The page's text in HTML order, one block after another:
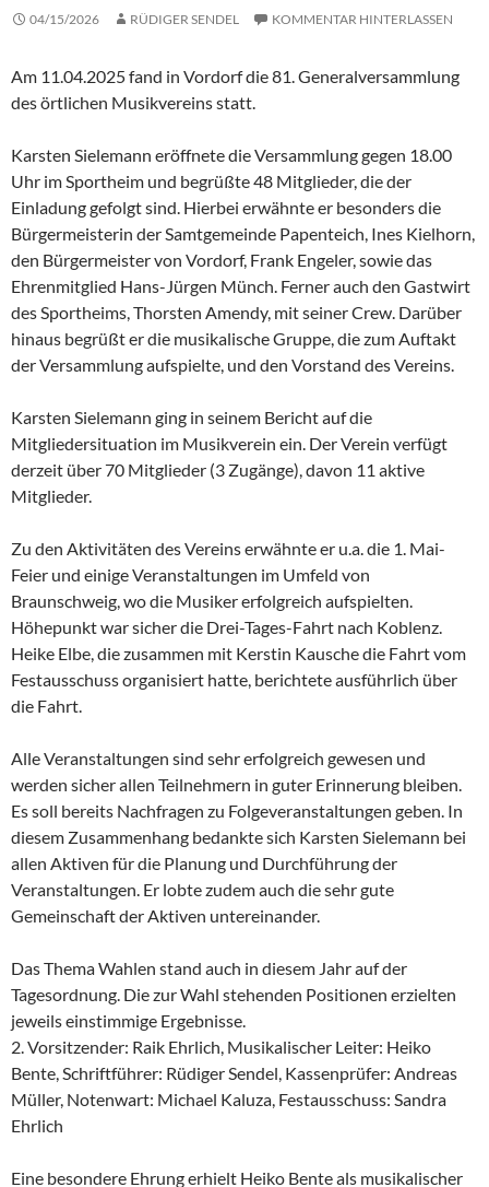
04/15/2026 RÜDIGER SENDEL KOMMENTAR HINTERLASSEN
Am 11.04.2025 fand in Vordorf die 81. Generalversammlung
des örtlichen Musikvereins statt.
Karsten Sielemann eröffnete die Versammlung gegen 18.00
Uhr im Sportheim und begrüßte 48 Mitglieder, die der
Einladung gefolgt sind. Hierbei erwähnte er besonders die
Bürgermeisterin der Samtgemeinde Papenteich, Ines Kielhorn,
den Bürgermeister von Vordorf, Frank Engeler, sowie das
Ehrenmitglied Hans-Jürgen Münch. Ferner auch den Gastwirt
des Sportheims, Thorsten Amendy, mit seiner Crew. Darüber
hinaus begrüßt er die musikalische Gruppe, die zum Auftakt
der Versammlung aufspielte, und den Vorstand des Vereins.
Karsten Sielemann ging in seinem Bericht auf die
Mitgliedersituation im Musikverein ein. Der Verein verfügt
derzeit über 70 Mitglieder (3 Zugänge), davon 11 aktive
Mitglieder.
Zu den Aktivitäten des Vereins erwähnte er u.a. die 1. Mai-
Feier und einige Veranstaltungen im Umfeld von
Braunschweig, wo die Musiker erfolgreich aufspielten.
Höhepunkt war sicher die Drei-Tages-Fahrt nach Koblenz.
Heike Elbe, die zusammen mit Kerstin Kausche die Fahrt vom
Festausschuss organisiert hatte, berichtete ausführlich über
die Fahrt.
Alle Veranstaltungen sind sehr erfolgreich gewesen und
werden sicher allen Teilnehmern in guter Erinnerung bleiben.
Es soll bereits Nachfragen zu Folgeveranstaltungen geben. In
diesem Zusammenhang bedankte sich Karsten Sielemann bei
allen Aktiven für die Planung und Durchführung der
Veranstaltungen. Er lobte zudem auch die sehr gute
Gemeinschaft der Aktiven untereinander.
Das Thema Wahlen stand auch in diesem Jahr auf der
Tagesordnung. Die zur Wahl stehenden Positionen erzielten
jeweils einstimmige Ergebnisse.
2. Vorsitzender: Raik Ehrlich, Musikalischer Leiter: Heiko
Bente, Schriftführer: Rüdiger Sendel, Kassenprüfer: Andreas
Müller, Notenwart: Michael Kaluza, Festausschuss: Sandra
Ehrlich
Eine besondere Ehrung erhielt Heiko Bente als musikalischer